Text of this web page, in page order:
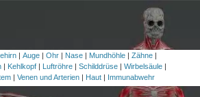
|Auge |Ohr Nase Mundhöhle |Zähne
Kehlkopf Luftröhre |Schilddrüse |Wirbelsäule
| Venen und Arterien| Haut| Immunabwehr